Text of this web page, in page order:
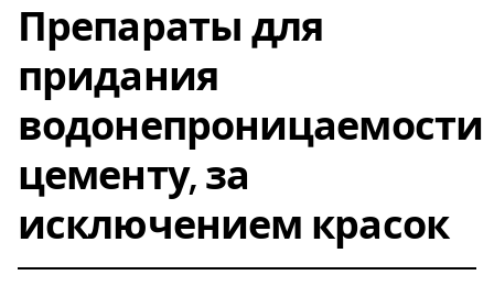
Препараты для
придания
водонепроницаемости
цементу, за
исключением красок